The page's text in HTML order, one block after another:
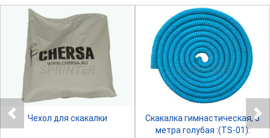
SPRINTER
Чехол для скакалки
SPRINTER
Скакалка гимнастическая, 3
метра голубая :(TS-01):